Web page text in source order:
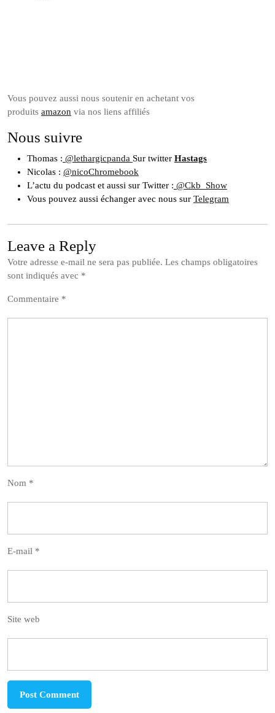
Vous pouvez aussi nous soutenir en achetant vos
produits amazon via nos liens affiliés
Nous suivre
Thomas : @lethargicpanda Sur twitter Hastags
Nicolas : @nicoChromebook
L’actu du podcast et aussi sur Twitter : @Ckb_Show
Vous pouvez aussi échanger avec nous sur Telegram
Leave a Reply
Votre adresse e-mail ne sera pas publiée. Les champs obligatoires
sont indiqués avec *
Commentaire *
Nom *
E-mail *
Site web